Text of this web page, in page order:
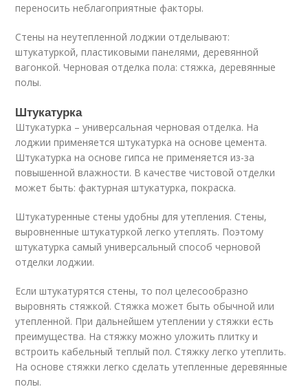
переносить неблагоприятные факторы.
Стены на неутепленной лоджии отделывают:
штукатуркой, пластиковыми панелями, деревянной
вагонкой. Черновая отделка пола: стяжка, деревянные
полы.
Штукатурка
Штукатурка – универсальная черновая отделка. На
лоджии применяется штукатурка на основе цемента.
Штукатурка на основе гипса не применяется из-за
повышенной влажности. В качестве чистовой отделки
может быть: фактурная штукатурка, покраска.
Штукатуренные стены удобны для утепления. Стены,
выровненные штукатуркой легко утеплять. Поэтому
штукатурка самый универсальный способ черновой
отделки лоджии.
Если штукатурятся стены, то пол целесообразно
выровнять стяжкой. Стяжка может быть обычной или
утепленной. При дальнейшем утеплении у стяжки есть
преимущества. На стяжку можно уложить плитку и
встроить кабельный теплый пол. Стяжку легко утеплить.
На основе стяжки легко сделать утепленные деревянные
полы.